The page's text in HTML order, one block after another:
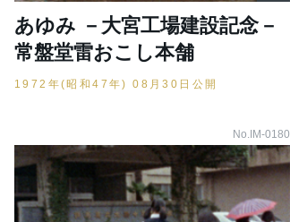
あゆみ －大宮工場建設記念－
常盤堂雷おこし本舗
1972年(昭和47年) 08月30日公開
No.IM-0180